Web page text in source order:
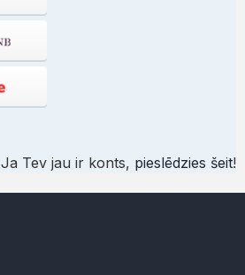
Ja Tev jau ir konts, pieslēdzies šeit!